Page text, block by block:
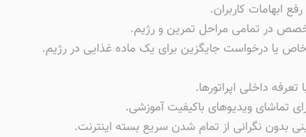
ابهامات کاربران.
در تمامی مراحل تمرین و رژیم.
یا درخواست جایگزین برای یک ماده غذایی در رژیم.
داخلی اپراتورها.
تماشای ویدیوهای باکیفیت آموزشی.
بدون نگرانی از تمام شدن سریع بسته اینترنت.